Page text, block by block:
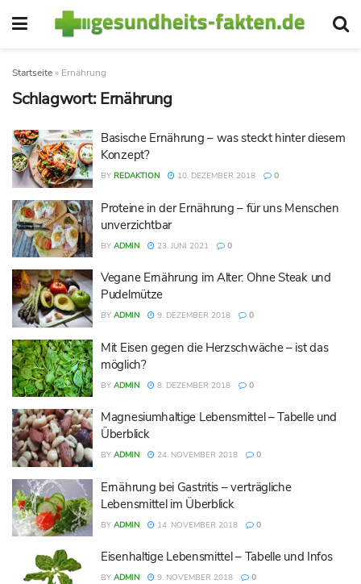
Startseite » Ernährung
Schlagwort:Ernährung
Basische Ernährung – was steckt hinter diesem
Konzept?
BY REDAKTION 10. DEZEMBER 2018 0
Proteine in der Ernährung – für uns Menschen
unverzichtbar
BY ADMIN 23. JUNI 2021 0
Vegane Ernährung im Alter: Ohne Steak und
Pudelmütze
BY ADMIN 9. DEZEMBER 2018 0
Mit Eisen gegen die Herzschwäche – ist das
möglich?
BY ADMIN 8. DEZEMBER 2018 0
Magnesiumhaltige Lebensmittel – Tabelle und
Überblick
BY ADMIN 24. NOVEMBER 2018 0
Ernährung bei Gastritis – verträgliche
Lebensmittel im Überblick
BY ADMIN 14. NOVEMBER 2018 0
Eisenhaltige Lebensmittel – Tabelle und Infos
BY ADMIN 9. NOVEMBER 2018 0